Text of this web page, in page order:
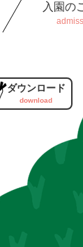
入園の
ダウンロード